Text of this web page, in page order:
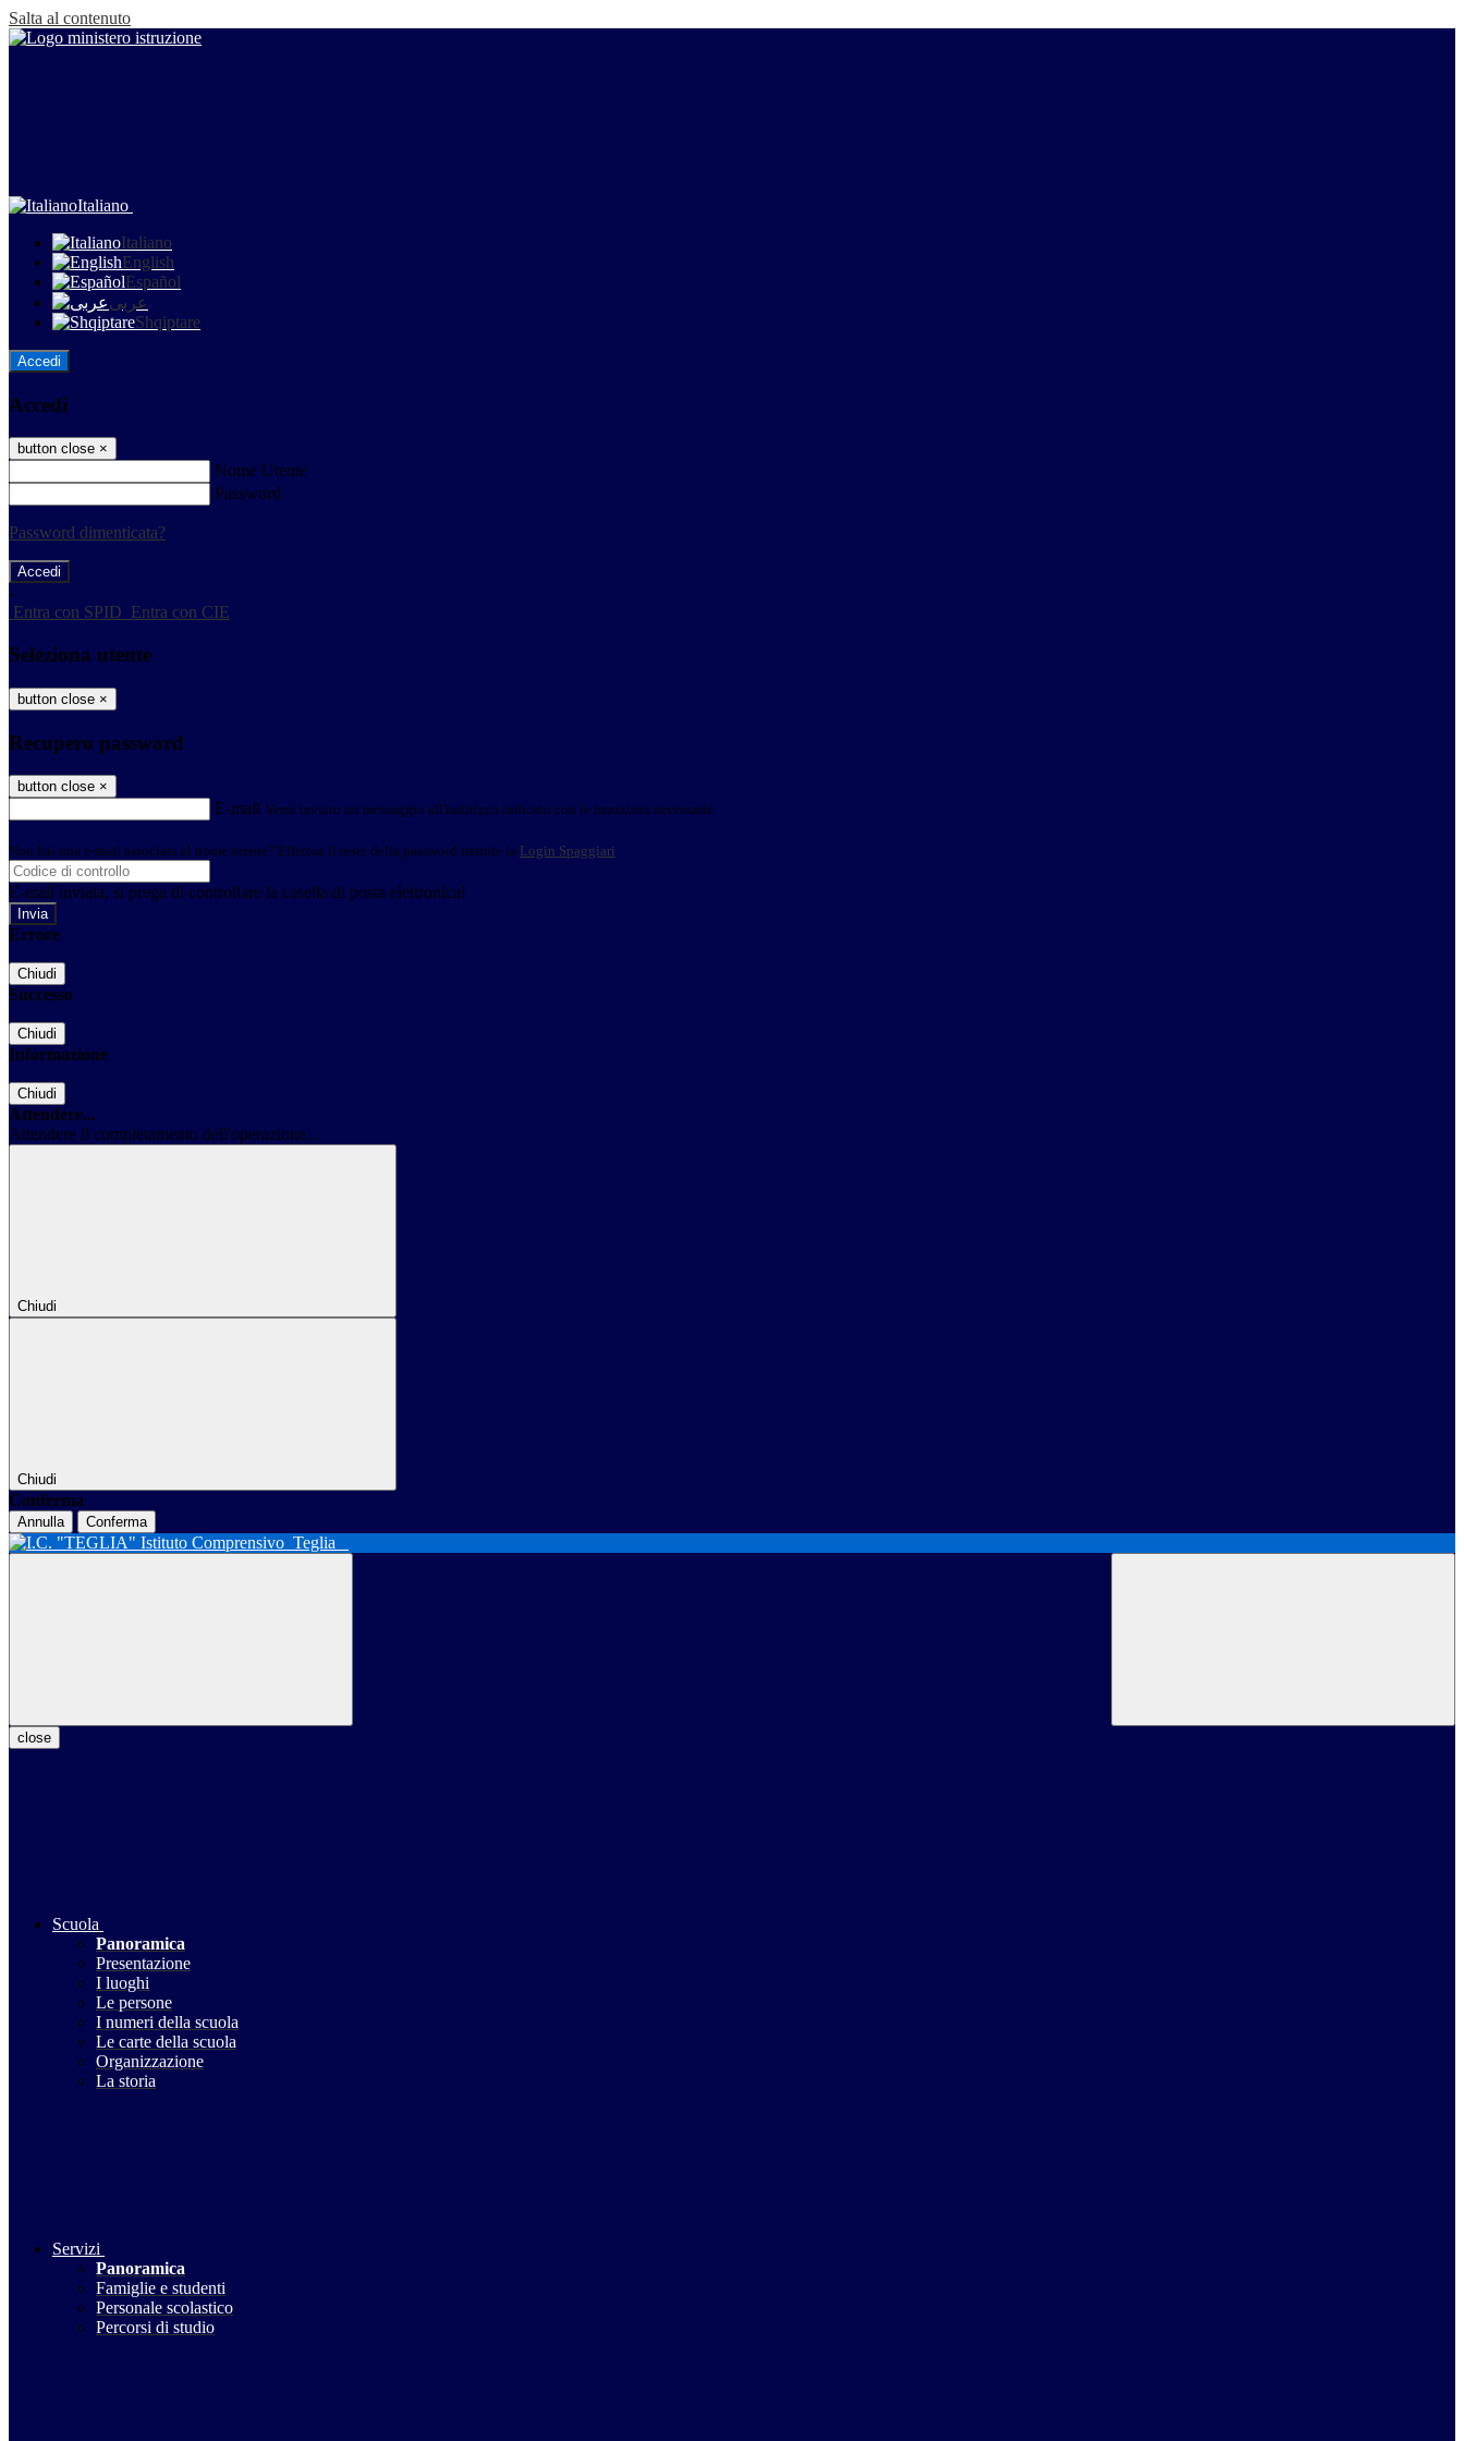
Salta al contenuto
Italiano
Italiano
English
Español
عربى
Shqiptare
Accedi
Accedi
button close ×
Nome Utente
Password
Password dimenticata?
-
Entra con SPID Entra con CIE
Seleziona utente
button close ×
Recupero password
button close ×
E-mail Verrà inviato un messaggio all'indirizzo indicato con le istruzioni necessarie.
Non hai una e-mail associata al nome utente? Effettua il reset della password tramite la Login Spaggiari
E-mail inviata, si prega di controllare la casella di posta elettronica!
Errore
Chiudi
Successo
Chiudi
Informazione
Chiudi
Attendere...
Attendere il completamento dell'operazione...
Chiudi
Chiudi
Conferma
Annulla Conferma
Istituto Comprensivo Teglia
close
Scuola
Panoramica
Presentazione
I luoghi
Le persone
I numeri della scuola
Le carte della scuola
Organizzazione
La storia
Servizi
Panoramica
Famiglie e studenti
Personale scolastico
Percorsi di studio